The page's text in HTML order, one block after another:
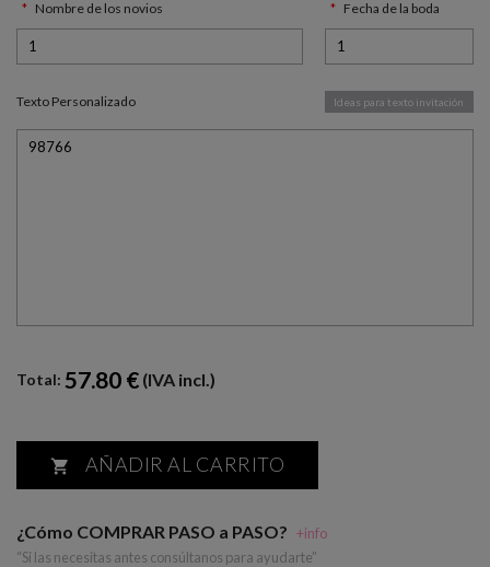
Nombre de los novios
Fecha de la boda
Texto Personalizado Ideas para texto invitación
Total: 57.80 € (IVA incl.)
 AÑADIR AL CARRITO
¿Cómo COMPRAR PASO a PASO? +info
“Si las necesitas antes consúltanos para ayudarte”